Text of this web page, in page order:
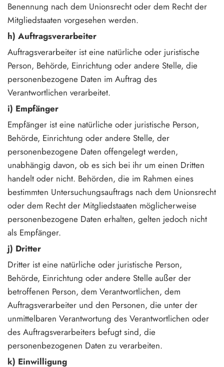
Benennung nach dem Unionsrecht oder dem Recht der
Mitgliedstaaten vorgesehen werden.
h) Auftragsverarbeiter
Auftragsverarbeiter ist eine natürliche oder juristische
Person, Behörde, Einrichtung oder andere Stelle, die
personenbezogene Daten im Auftrag des
Verantwortlichen verarbeitet.
i) Empfänger
Empfänger ist eine natürliche oder juristische Person,
Behörde, Einrichtung oder andere Stelle, der
personenbezogene Daten offengelegt werden,
unabhängig davon, ob es sich bei ihr um einen Dritten
handelt oder nicht. Behörden, die im Rahmen eines
bestimmten Untersuchungsauftrags nach dem Unionsrecht
oder dem Recht der Mitgliedstaaten möglicherweise
personenbezogene Daten erhalten, gelten jedoch nicht
als Empfänger.
j) Dritter
Dritter ist eine natürliche oder juristische Person,
Behörde, Einrichtung oder andere Stelle außer der
betroffenen Person, dem Verantwortlichen, dem
Auftragsverarbeiter und den Personen, die unter der
unmittelbaren Verantwortung des Verantwortlichen oder
des Auftragsverarbeiters befugt sind, die
personenbezogenen Daten zu verarbeiten.
k) Einwilligung